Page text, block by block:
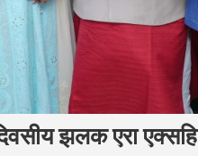
झलक एरा